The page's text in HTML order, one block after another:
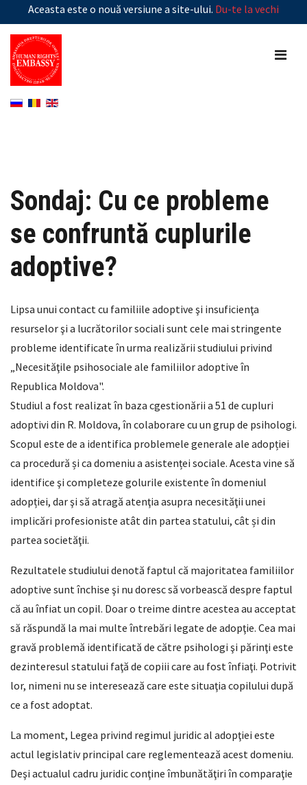
Aceasta este o nouă versiune a site-ului. Du-te la vechi
Sondaj: Cu ce probleme
se confruntă cuplurile
adoptive?
Lipsa unui contact cu familiile adoptive şi insuficienţa
resurselor şi a lucrătorilor sociali sunt cele mai stringente
probleme identificate în urma realizării studiului privind
„Necesităţile psihosociale ale familiilor adoptive în
Republica Moldova".
Studiul a fost realizat în baza cgestionării a 51 de cupluri
adoptivi din R. Moldova, în colaborare cu un grup de psihologi.
Scopul este de a identifica problemele generale ale adopției
ca procedură și ca domeniu a asistenței sociale. Acesta vine să
identifice şi completeze golurile existente în domeniul
adopției, dar şi să atragă atenţia asupra necesităţii unei
implicări profesioniste atât din partea statului, cât și din
partea societăţii.
Rezultatele studiului denotă faptul că majoritatea familiilor
adoptive sunt închise şi nu doresc să vorbească despre faptul
că au înfiat un copil. Doar o treime dintre acestea au acceptat
să răspundă la mai multe întrebări legate de adopţie. Cea mai
gravă problemă identificată de către psihologi şi părinţi este
dezinteresul statului faţă de copiii care au fost înfiaţi. Potrivit
lor, nimeni nu se interesează care este situaţia copilului după
ce a fost adoptat.
La moment, Legea privind regimul juridic al adopţiei este
actul legislativ principal care reglementează acest domeniu.
Deşi actualul cadru juridic conţine îmbunătăţiri în comparaţie